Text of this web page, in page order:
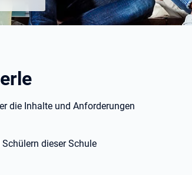
die Inhalte und Anforderungen
dieser Schule